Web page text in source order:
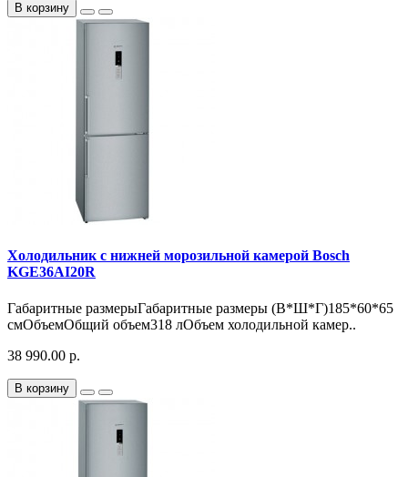
В корзину
Холодильник с нижней морозильной камерой Bosch
KGE36AI20R
Габаритные размерыГабаритные размеры (В*Ш*Г)185*60*65
смОбъемОбщий объем318 лОбъем холодильной камер..
38 990.00 р.
В корзину